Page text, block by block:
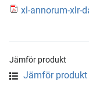
xl-annorum-xlr-
Jämför produkt
Jämför produkt